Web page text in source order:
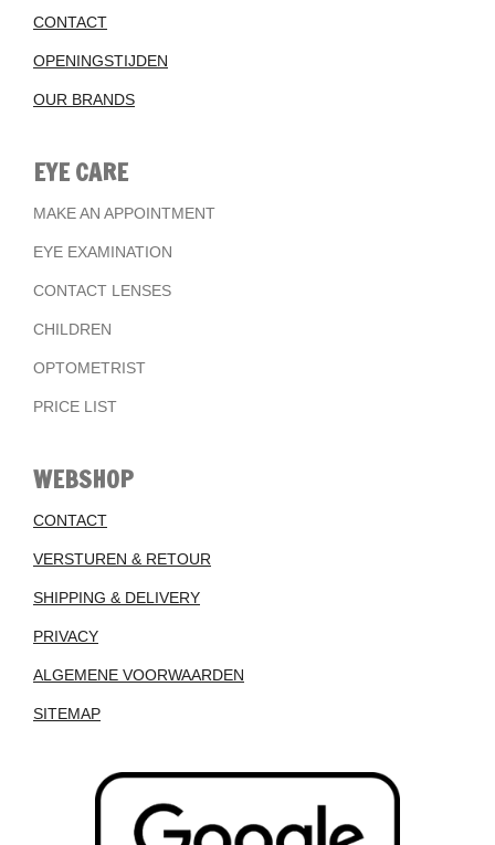
CONTACT
OPENINGSTIJDEN
OUR BRANDS
EYE CARE
MAKE AN APPOINTMENT
EYE EXAMINATION
CONTACT LENSES
CHILDREN
OPTOMETRIST
PRICE LIST
WEBSHOP
CONTACT
VERSTUREN & RETOUR
SHIPPING & DELIVERY
PRIVACY
ALGEMENE VOORWAARDEN
SITEMAP